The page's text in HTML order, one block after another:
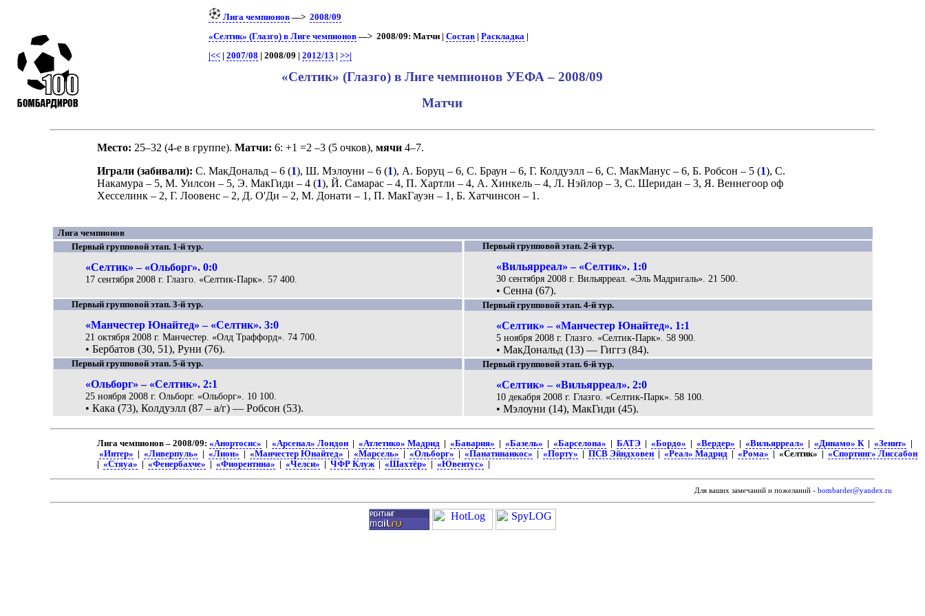
Лига чемпионов —>2008/09
«Селтик» (Глазго) в Лиге чемпионов —> 2008/09: Матчи |Состав |Раскладка |
|<< |2007/08 | 2008/09 |2012/13 |>>|
«Селтик» (Глазго) в Лиге чемпионов УЕФА – 2008/09
Матчи
Место: 25–32 (4-е в группе). Матчи: 6: +1 =2 –3 (5 очков), мячи 4–7.
Играли (забивали): С. МакДональд– 6 (1), Ш. Мэлоуни – 6 (1), А. Боруц – 6, С. Браун – 6, Г. Колдуэлл– 6, С. МакМанус– 6, Б. Робсон – 5 (1), С.
Накамура – 5, М. Уилсон – 5, Э. МакГиди – 4 (1), Й. Самарас– 4, П. Хартли – 4, А. Хинкель– 4, Л. Нэйлор– 3, С. Шеридан – 3, Я. Веннегоор оф
Хесселинк– 2, Г. Лоовенс– 2, Д. О'Ди – 2, М. Донати – 1, П. МакГауэн – 1, Б. Хатчинсон – 1.
Лига чемпионов
Первый групповой этап. 1-й тур.
«Селтик» – «Ольборг». 0:0
17 сентября 2008 г. Глазго. «Селтик-Парк». 57 400.
Первый групповой этап. 2-й тур.
«Вильярреал» – «Селтик». 1:0
30 сентября 2008 г. Вильярреал. «Эль Мадригаль». 21 500.
• Сенна (67).
Первый групповой этап. 3-й тур.
«Манчестер Юнайтед» – «Селтик». 3:0
21 октября 2008 г. Манчестер. «Олд Траффорд». 74 700.
• Бербатов (30, 51), Руни (76).
Первый групповой этап. 4-й тур.
«Селтик» – «Манчестер Юнайтед». 1:1
5 ноября 2008 г. Глазго. «Селтик-Парк». 58 900.
• МакДональд (13) — Гиггз (84).
Первый групповой этап. 5-й тур.
«Ольборг» – «Селтик». 2:1
25 ноября 2008 г. Ольборг. «Ольборг». 10 100.
• Кака (73), Колдуэлл (87 – а/г) — Робсон (53).
Первый групповой этап. 6-й тур.
«Селтик» – «Вильярреал». 2:0
10 декабря 2008 г. Глазго. «Селтик-Парк». 58 100.
• Мэлоуни (14), МакГиди (45).
Лига чемпионов – 2008/09: «Анортосис» | «Арсенал» Лондон| «Атлетико» Мадрид| «Бавария» | «Базель» | «Барселона» | БАТЭ| «Бордо» | «Вердер» | «Вильярреал» | «Динамо» К| «Зенит» |
«Интер» | «Ливерпуль» | «Лион» | «Манчестер Юнайтед» | «Марсель» | «Ольборг» | «Панатинаикос» | «Порту» | ПСВ Эйндховен| «Реал» Мадрид| «Рома» | «Селтик» | «Спортинг» Лиссабон
| «Стяуа» | «Фенербахче» | «Фиорентина» | «Челси» | ЧФР Клуж| «Шахтёр» | «Ювентус» |
Для ваших замечаний и пожеланий - bombarder@yandex.ru